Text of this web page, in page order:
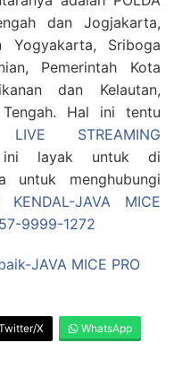
dan Jogjakarta,
Yogyakarta, Sriboga
Pemerintah Kota
dan Kelautan,
Hal ini tentu
LIVE STREAMING
layak untuk di
untuk menghubungi
KENDAL-JAVA MICE
9999-1272
JAVA MICE PRO
X WhatsApp